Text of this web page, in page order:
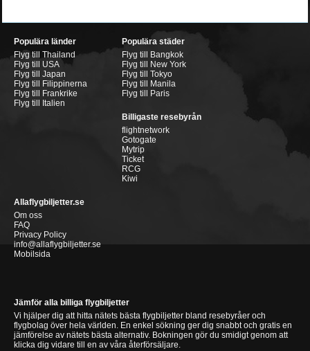
Populära länder
Flyg till Thailand
Flyg till USA
Flyg till Japan
Flyg till Filippinerna
Flyg till Frankrike
Flyg till Italien
Populära städer
Flyg till Bangkok
Flyg till New York
Flyg till Tokyo
Flyg till Manila
Flyg till Paris
Billigaste resebyrån
flightnetwork
Gotogate
Mytrip
Ticket
RCG
Kiwi
Allaflygbiljetter.se
Om oss
FAQ
Privacy Policy
info@allaflygbiljetter.se
Mobilsida
Jämför alla billiga flygbiljetter
Vi hjälper dig att hitta nätets bästa flygbiljetter bland resebyråer och
flygbolag över hela världen. En enkel sökning ger dig snabbt och gratis en
jämförelse av nätets bästa alternativ. Bokningen gör du smidigt genom att
klicka dig vidare till en av våra återförsäljare.